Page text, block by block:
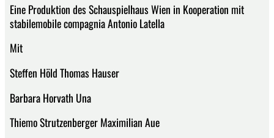
Eine Produktion des Schauspielhaus Wien in Kooperation mit
stabilemobile compagnia Antonio Latella
Mit
Steffen Höld Thomas Hauser
Barbara Horvath Una
Thiemo Strutzenberger Maximilian Aue